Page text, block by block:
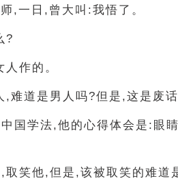
,一日,曾大叫:我悟了。
?
人作的。
人,难道是男人吗?但是,这是废
来中国学法,他的心得体会是:
会,取笑他,但是,该被取笑的难道